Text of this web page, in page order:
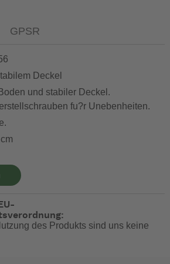
GPSR
Deckel
und stabiler Deckel.
fu?r Unebenheiten.
30 kg
Stromversorgung und Ladeplatte
enthalten)
Dekorationsartikel gehören
des Produkts sind uns keine